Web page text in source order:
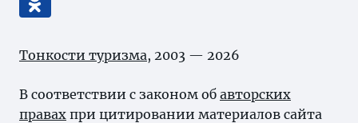
Тонкости туризма, 2003 — 2026
В соответствии с законом об авторских
правах при цитировании материалов сайта